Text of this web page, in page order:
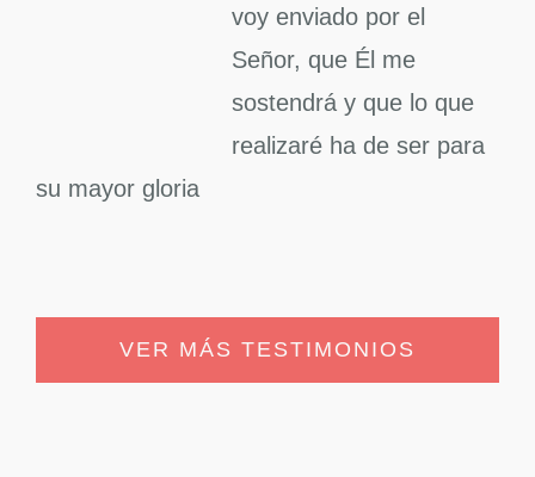
voy enviado por el
Señor, que Él me
sostendrá y que lo que
realizaré ha de ser para
su mayor gloria
VER MÁS TESTIMONIOS